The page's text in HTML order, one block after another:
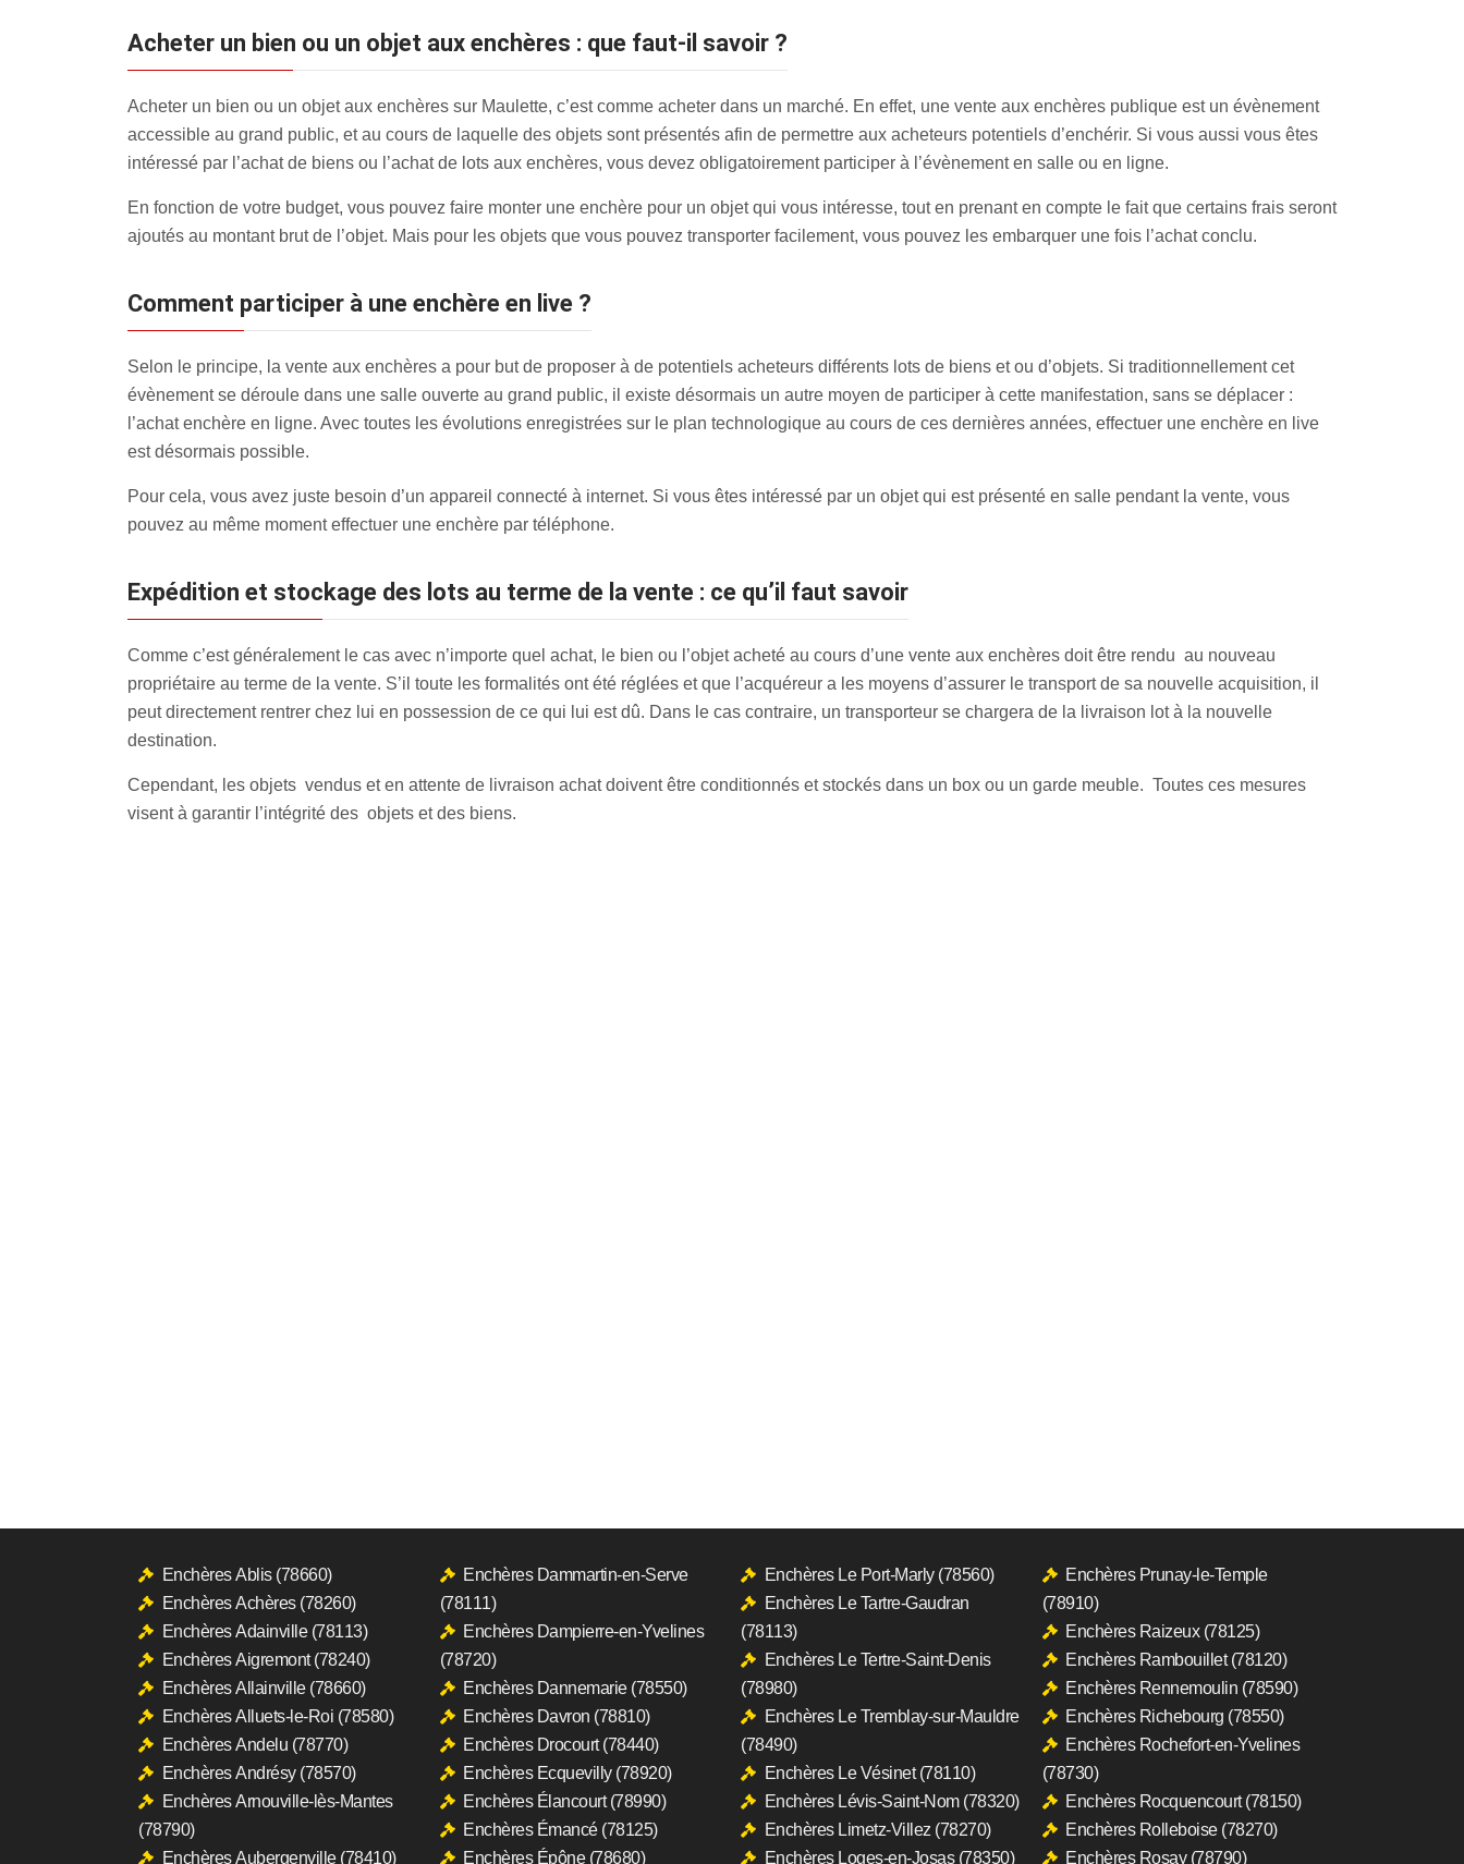
Acheter un bien ou un objet aux enchères : que faut-il savoir ?
Acheter un bien ou un objet aux enchères sur Maulette, c’est comme acheter dans un marché. En effet, une vente aux enchères publique est un évènement
accessible au grand public, et au cours de laquelle des objets sont présentés afin de permettre aux acheteurs potentiels d’enchérir. Si vous aussi vous êtes
intéressé par l’achat de biens ou l’achat de lots aux enchères, vous devez obligatoirement participer à l’évènement en salle ou en ligne.
En fonction de votre budget, vous pouvez faire monter une enchère pour un objet qui vous intéresse, tout en prenant en compte le fait que certains frais seront
ajoutés au montant brut de l’objet. Mais pour les objets que vous pouvez transporter facilement, vous pouvez les embarquer une fois l’achat conclu.
Comment participer à une enchère en live ?
Selon le principe, la vente aux enchères a pour but de proposer à de potentiels acheteurs différents lots de biens et ou d’objets. Si traditionnellement cet
évènement se déroule dans une salle ouverte au grand public, il existe désormais un autre moyen de participer à cette manifestation, sans se déplacer :
l’achat enchère en ligne. Avec toutes les évolutions enregistrées sur le plan technologique au cours de ces dernières années, effectuer une enchère en live
est désormais possible.
Pour cela, vous avez juste besoin d’un appareil connecté à internet. Si vous êtes intéressé par un objet qui est présenté en salle pendant la vente, vous
pouvez au même moment effectuer une enchère par téléphone.
Expédition et stockage des lots au terme de la vente : ce qu’il faut savoir
Comme c’est généralement le cas avec n’importe quel achat, le bien ou l’objet acheté au cours d’une vente aux enchères doit être rendu au nouveau
propriétaire au terme de la vente. S’il toute les formalités ont été réglées et que l’acquéreur a les moyens d’assurer le transport de sa nouvelle acquisition, il
peut directement rentrer chez lui en possession de ce qui lui est dû. Dans le cas contraire, un transporteur se chargera de la livraison lot à la nouvelle
destination.
Cependant, les objets vendus et en attente de livraison achat doivent être conditionnés et stockés dans un box ou un garde meuble. Toutes ces mesures
visent à garantir l’intégrité des objets et des biens.
Enchères Ablis (78660)
Enchères Achères (78260)
Enchères Adainville (78113)
Enchères Aigremont (78240)
Enchères Allainville (78660)
Enchères Alluets-le-Roi (78580)
Enchères Andelu (78770)
Enchères Andrésy (78570)
Enchères Arnouville-lès-Mantes
(78790)
Enchères Aubergenville (78410)
Enchères Dammartin-en-Serve
(78111)
Enchères Dampierre-en-Yvelines
(78720)
Enchères Dannemarie (78550)
Enchères Davron (78810)
Enchères Drocourt (78440)
Enchères Ecquevilly (78920)
Enchères Élancourt (78990)
Enchères Émancé (78125)
Enchères Épône (78680)
Enchères Le Port-Marly (78560)
Enchères Le Tartre-Gaudran
(78113)
Enchères Le Tertre-Saint-Denis
(78980)
Enchères Le Tremblay-sur-Mauldre
(78490)
Enchères Le Vésinet (78110)
Enchères Lévis-Saint-Nom (78320)
Enchères Limetz-Villez (78270)
Enchères Loges-en-Josas (78350)
Enchères Prunay-le-Temple
(78910)
Enchères Raizeux (78125)
Enchères Rambouillet (78120)
Enchères Rennemoulin (78590)
Enchères Richebourg (78550)
Enchères Rochefort-en-Yvelines
(78730)
Enchères Rocquencourt (78150)
Enchères Rolleboise (78270)
Enchères Rosay (78790)